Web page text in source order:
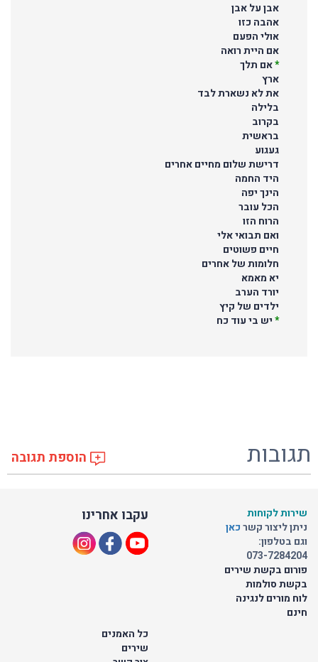
אבן על אבן
אהבה כזו
אולי הפעם
אם היית רואה
*אם תלך
ארץ
את לא נשארת לבד
בלילה
בקרוב
בראשית
געגוע
דרישת שלום מחיים אחרים
היד החמה
הינך יפה
הכל עובר
הרוח הזו
ואם תבואי אלי
חיים פשוטים
חלומות של אחרים
יא מאמא
יורד הערב
ילדים של קיץ
*יש בי עוד כח
תגובות הוספת תגובה
עקבו אחרינו
שירות לקוחות
ניתן ליצור קשרכאן
וגם בטלפון:
073-7284204
פורום בקשת שירים
בקשת סולמות
לוח מורים לנגינה
חינם
כל האמנים
שירים